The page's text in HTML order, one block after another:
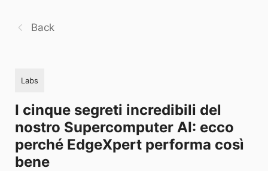
Back
Labs
I cinque segreti incredibili del
nostro Supercomputer AI: ecco
perché EdgeXpert performa così
bene